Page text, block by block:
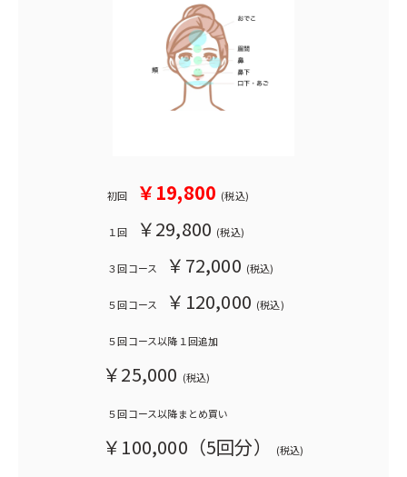
初回 ￥19,800 (税込)
１回 ￥29,800 (税込)
３回コース ￥72,000 (税込)
５回コース ￥120,000 (税込)
５回コース以降１回追加
￥25,000 (税込)
５回コース以降まとめ買い
￥100,000（5回分） (税込)